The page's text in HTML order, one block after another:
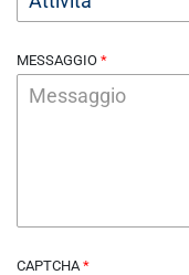
MESSAGGIO
CAPTCHA